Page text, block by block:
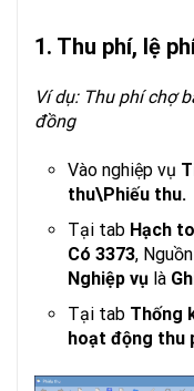
1. Thu phí, lệ
Ví dụ: Thu phí chợ
đồng
Vào nghiệp vụ
thu\Phiếu thu.
Tại tab Hạch
Có 3373,
Nghiệp vụ là
Tại tab Thống
hoạt động thu